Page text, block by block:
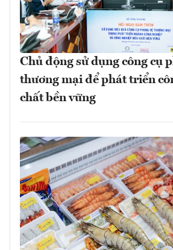
Chủ động sử dụng công cụ
thương mại để phát triển
chất bền vững